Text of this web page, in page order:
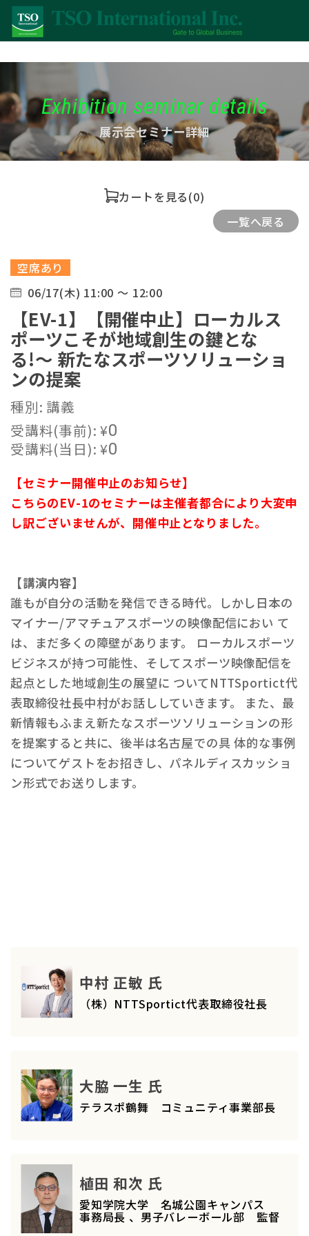
Exhibition seminar details
展示会セミナー詳細
カートを見る(0)
一覧へ戻る
空席あり
06/17(木) 11:00 ～ 12:00
【EV-1】【開催中止】ローカルス
ポーツこそが地域創生の鍵とな
る!〜 新たなスポーツソリューショ
ンの提案
種別: 講義
受講料(事前):¥0
受講料(当日):¥0
【セミナー開催中止のお知らせ】
こちらのEV-1のセミナーは主催者都合により大変申
し訳ございませんが、開催中止となりました。
【講演内容】
誰もが自分の活動を発信できる時代。しかし日本の
マイナー/アマチュアスポーツの映像配信におい て
は、まだ多くの障壁があります。 ローカルスポーツ
ビジネスが持つ可能性、そしてスポーツ映像配信を
起点とした地域創生の展望に ついてNTTSportict代
表取締役社長中村がお話ししていきます。 また、最
新情報もふまえ新たなスポーツソリューションの形
を提案すると共に、後半は名古屋での具 体的な事例
についてゲストをお招きし、パネルディスカッショ
ン形式でお送りします。
中村 正敏 氏
（株）NTTSportict代表取締役社長
大脇 一生 氏
テラスポ鶴舞 コミュニティ事業部長
植田 和次 氏
愛知学院大学 名城公園キャンパス
事務局長 、男子バレーボール部 監督